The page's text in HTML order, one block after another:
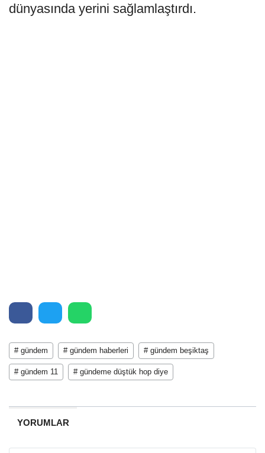
dünyasında yerini sağlamlaştırdı.
# gündem # gündem haberleri # gündem beşiktaş
# gündem 11 # gündeme düştük hop diye
YORUMLAR